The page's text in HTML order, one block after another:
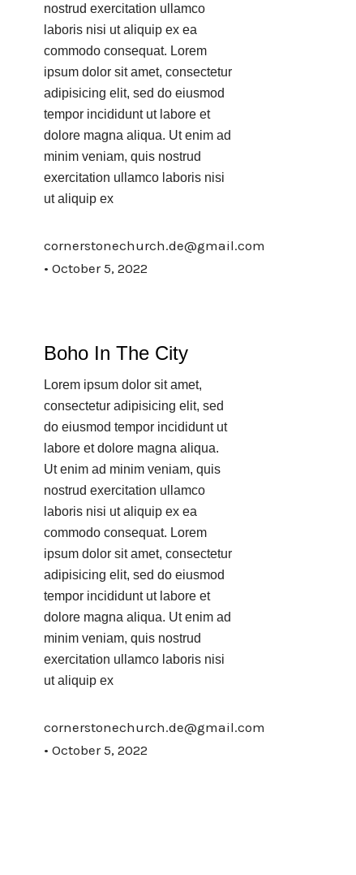
nostrud exercitation ullamco
laboris nisi ut aliquip ex ea
commodo consequat. Lorem
ipsum dolor sit amet, consectetur
adipisicing elit, sed do eiusmod
tempor incididunt ut labore et
dolore magna aliqua. Ut enim ad
minim veniam, quis nostrud
exercitation ullamco laboris nisi
ut aliquip ex
cornerstonechurch.de@gmail.com
October 5, 2022
Boho In The City
Lorem ipsum dolor sit amet,
consectetur adipisicing elit, sed
do eiusmod tempor incididunt ut
labore et dolore magna aliqua.
Ut enim ad minim veniam, quis
nostrud exercitation ullamco
laboris nisi ut aliquip ex ea
commodo consequat. Lorem
ipsum dolor sit amet, consectetur
adipisicing elit, sed do eiusmod
tempor incididunt ut labore et
dolore magna aliqua. Ut enim ad
minim veniam, quis nostrud
exercitation ullamco laboris nisi
ut aliquip ex
cornerstonechurch.de@gmail.com
October 5, 2022